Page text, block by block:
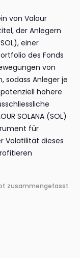
von Valour
der Anlegern
einer
des Fonds
von
sodass Anleger je
höhere
SOLANA (SOL)
für
Volatilität dieses
zusammengefasst